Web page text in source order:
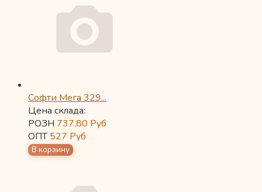
Софти Мега 329...
Цена склада:
РОЗН 737,80 Руб
ОПТ527 Руб